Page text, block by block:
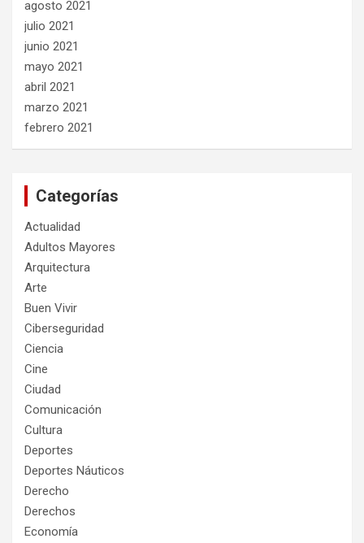
agosto 2021
julio 2021
junio 2021
mayo 2021
abril 2021
marzo 2021
febrero 2021
Categorías
Actualidad
Adultos Mayores
Arquitectura
Arte
Buen Vivir
Ciberseguridad
Ciencia
Cine
Ciudad
Comunicación
Cultura
Deportes
Deportes Náuticos
Derecho
Derechos
Economía